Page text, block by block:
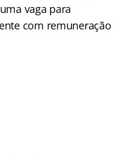
vaga para
com remuneração